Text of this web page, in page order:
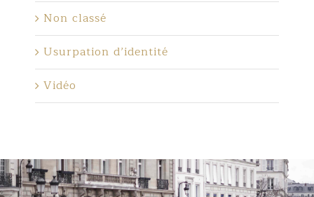
Non classé
Usurpation d’identité
Vidéo